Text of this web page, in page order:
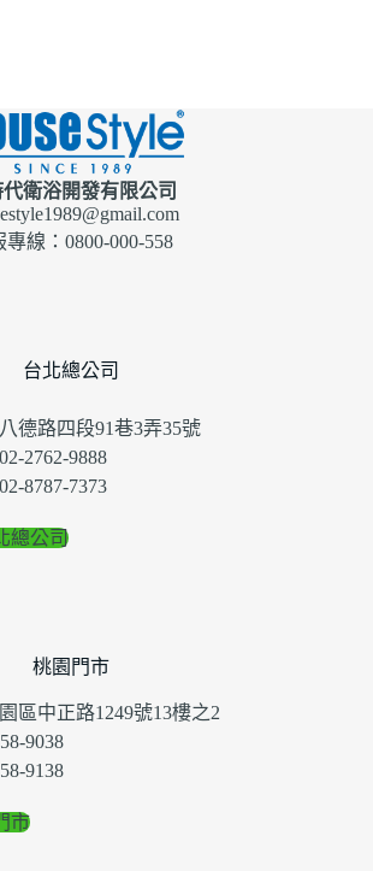
衛浴開發有限公司
專線：0800-000-558
台北總公司
德路四段91巷3弄35號
2762-9888
8787-7373
總公司
桃園門市
區中正路1249號13樓之2
9038
9138
市